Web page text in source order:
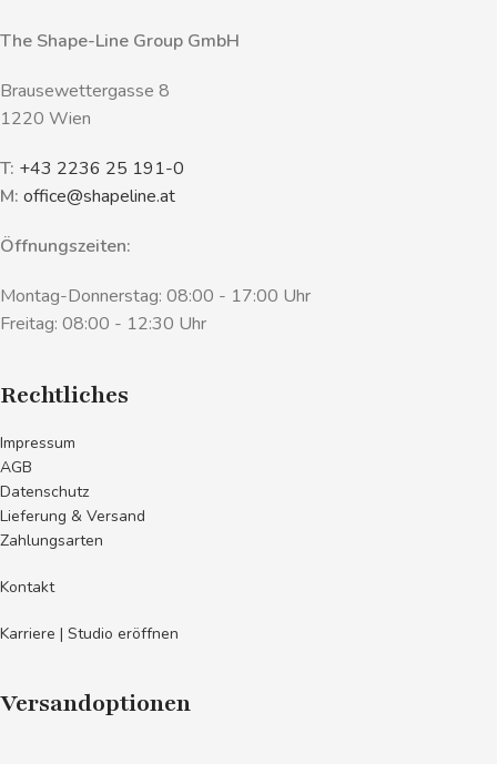
The Shape-Line Group GmbH
Brausewettergasse 8
1220 Wien
T: +43 2236 25 191-0
M: office@shapeline.at
Öffnungszeiten:
Montag-Donnerstag: 08:00 - 17:00 Uhr
Freitag: 08:00 - 12:30 Uhr
Rechtliches
Impressum
AGB
Datenschutz
Lieferung & Versand
Zahlungsarten
Kontakt
Karriere | Studio eröffnen
Versandoptionen